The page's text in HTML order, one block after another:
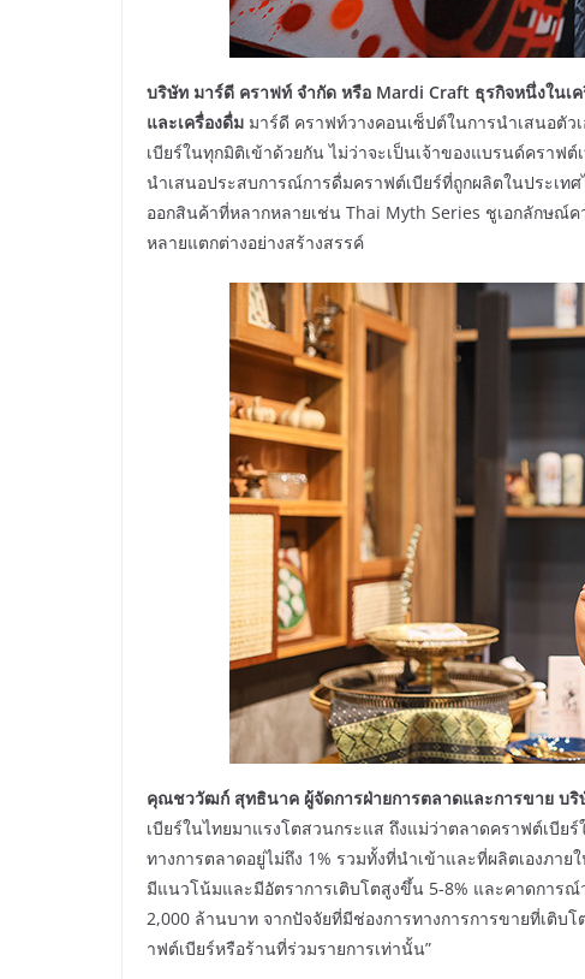
บริษัท มาร์ดี คราฟท์ จำกัด หรือ Mardi Craft ธุรกิจหนึ่งในเ
และเครื่องดื่ม มาร์ดี คราฟท์วางคอนเซ็ปต์ในการนำเสนอตัว
เบียร์ในทุกมิติเข้าด้วยกัน ไม่ว่าจะเป็นเจ้าของแบรนด์คราฟ
นำเสนอประสบการณ์การดื่มคราฟต์เบียร์ที่ถูกผลิตในประเท
ออกสินค้าที่หลากหลายเช่น Thai Myth Series ชูเอกลักษณ์
หลายแตกต่างอย่างสร้างสรรค์
คุณชววัฒก์ สุทธินาค ผู้จัดการฝ่ายการตลาดและการขาย บ
เบียร์ในไทยมาแรงโตสวนกระแส ถึงแม่ว่าตลาดคราฟต์เบี
ทางการตลาดอยู่ไม่ถึง 1% รวมทั้งที่นำเข้าและที่ผลิตเองภ
มีแนวโน้มและมีอัตราการเติบโตสูงขึ้น 5-8% และคาดการ
2,000 ล้านบาท จากปัจจัยที่มีช่องการทางการการขายที่เติ
าฟต์เบียร์หรือร้านที่ร่วมรายการเท่านั้น”